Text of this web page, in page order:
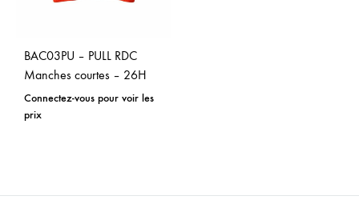
BAC03PU – PULL RDC
Manches courtes – 26H
Connectez-vous pour voir les
prix